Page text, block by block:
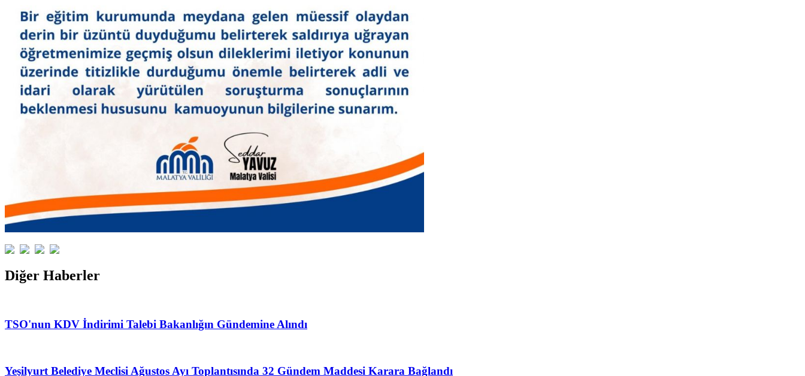
Diğer Haberler
TSO'nun KDV İndirimi Talebi Bakanlığın Gündemine Alındı
Yeşilyurt Belediye Meclisi Ağustos Ayı Toplantısında 32 Gündem Maddesi Karara Bağlandı